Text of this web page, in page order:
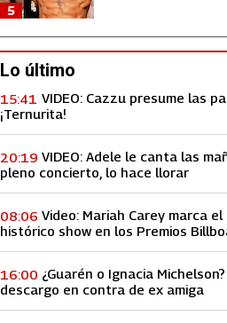
5
Lo último
VIDEO: Cazzu presume las
¡Ternurita!
15:41
VIDEO: Adele le canta las
pleno concierto, lo hace llorar
20:19
Video: Mariah Carey marca
histórico show en los Premios
08:06
¿Guarén o Ignacia
descargo en contra de ex amiga
16:00